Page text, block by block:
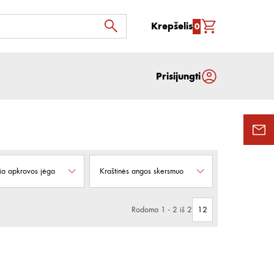
Krepšelis0
Prisijungti
apkrovos jėga Kraštinės angos skersmuo
Rodoma 1 - 2 iš 2